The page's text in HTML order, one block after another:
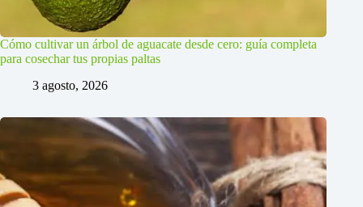
Cómo cultivar un árbol de aguacate desde cero: guía completa
para cosechar tus propias paltas
3 agosto, 2026